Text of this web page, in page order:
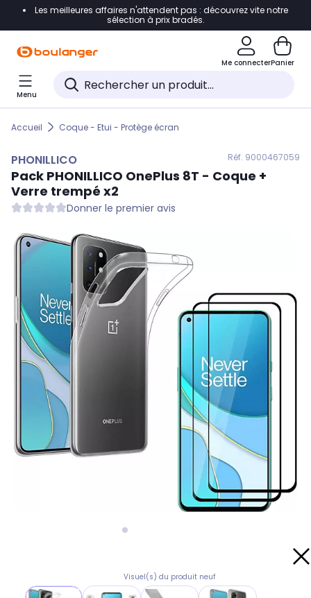
Accéder directement à la navigation
Accéder directement au pied de page
Accéder directement au chatbot
Les meilleures affaires n'attendent pas : découvrez vite notre
sélection à prix bradés.
Me connecterPanier
Menu
Accueil Coque - Etui - Protège écran
PHONILLICO Réf. 9000467059
Pack PHONILLICO OnePlus 8T - Coque +
Verre trempé x2
Donner le premier avis
Visuel(s) du produit neuf